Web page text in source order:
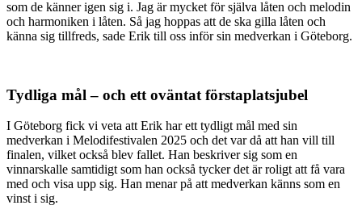
som de känner igen sig i. Jag är mycket för själva låten och melodin
och harmoniken i låten. Så jag hoppas att de ska gilla låten och
känna sig tillfreds, sade Erik till oss inför sin medverkan i Göteborg.
Tydliga mål – och ett oväntat förstaplatsjubel
I Göteborg fick vi veta att Erik har ett tydligt mål med sin
medverkan i Melodifestivalen 2025 och det var då att han vill till
finalen, vilket också blev fallet. Han beskriver sig som en
vinnarskalle samtidigt som han också tycker det är roligt att få vara
med och visa upp sig. Han menar på att medverkan känns som en
vinst i sig.